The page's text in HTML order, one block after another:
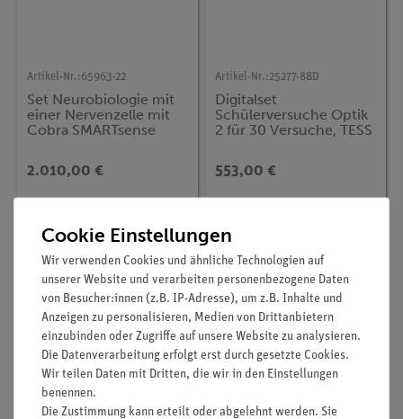
Artikel-Nr.:65963-22
Set Neurobiologie mit
einer Nervenzelle mit
Cobra SMARTsense
2.010,00 €
Artikel-Nr.:25277-88D
Digitalset
Schülerversuche Optik
2 für 30 Versuche, TESS
553,00 €
Artikel-Nr.:15250-88 Artikel-Nr.:25261-88
Cookie Einstellungen
Wir verwenden Cookies und ähnliche Technologien auf
unserer Website und verarbeiten personenbezogene Daten
von Besucher:innen (z.B. IP-Adresse), um z.B. Inhalte und
Anzeigen zu personalisieren, Medien von Drittanbietern
einzubinden oder Zugriffe auf unsere Website zu analysieren.
Die Datenverarbeitung erfolgt erst durch gesetzte Cookies.
Wir teilen Daten mit Dritten, die wir in den Einstellungen
benennen.
Die Zustimmung kann erteilt oder abgelehnt werden. Sie